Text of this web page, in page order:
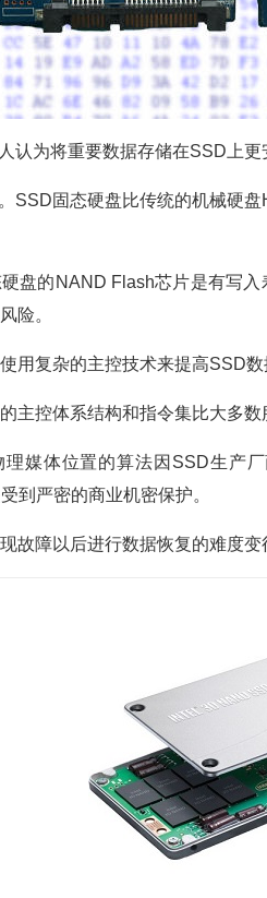
认为将重要数据存储在SSD上更
SSD固态硬盘比传统的机械硬
盘的NAND Flash芯片是有写
险。
用复杂的主控技术来提高SSD数
主控体系结构和指令集比大多数
媒体位置的算法因SSD生产
到严密的商业机密保护。
故障以后进行数据恢复的难度变